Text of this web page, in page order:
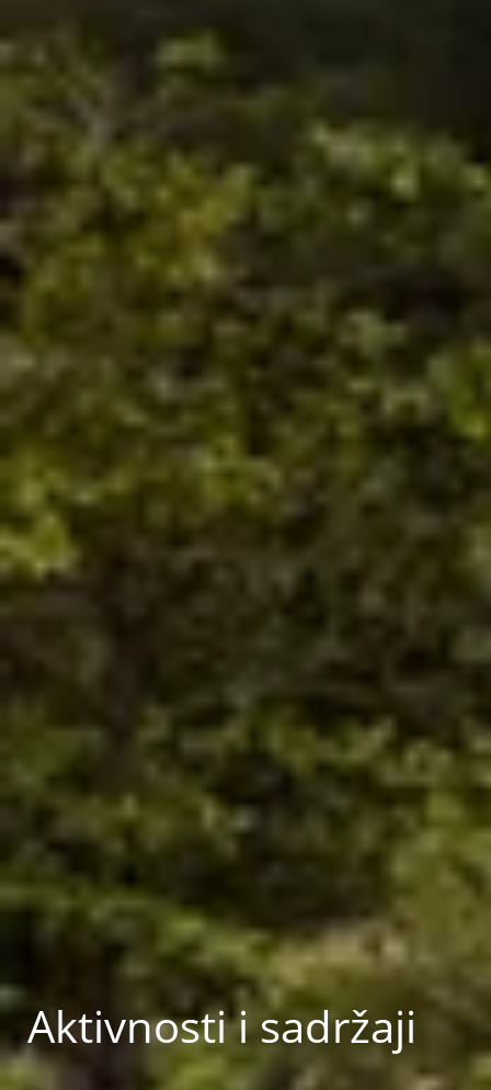
Aktivnosti i sadržaji